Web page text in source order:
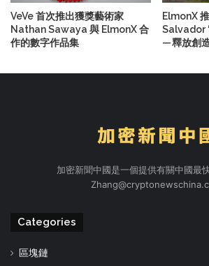
VeVe 首次推出獲獎藝術家
Nathan Sawaya 與 ElmonX 合
作的數字作品集
ElmonX
Salvador
— 釋放創
加密新聞中國是一個提供有關中國最
Categories
區塊鏈